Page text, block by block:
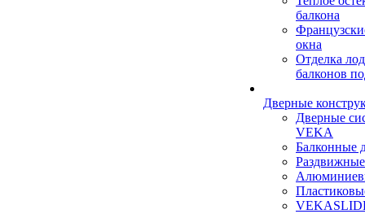
балкона
окна
Отделка
балконов
Дверные
Дверные
VEKA
Балконные